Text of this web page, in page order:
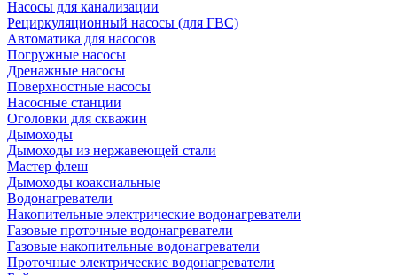
Насосы для канализации
Рециркуляционный насосы (для ГВС)
Автоматика для насосов
Погружные насосы
Дренажные насосы
Поверхностные насосы
Насосные станции
Оголовки для скважин
Дымоходы
Дымоходы из нержавеющей стали
Мастер флеш
Дымоходы коаксиальные
Водонагреватели
Накопительные электрические водонагреватели
Газовые проточные водонагреватели
Газовые накопительные водонагреватели
Проточные электрические водонагреватели